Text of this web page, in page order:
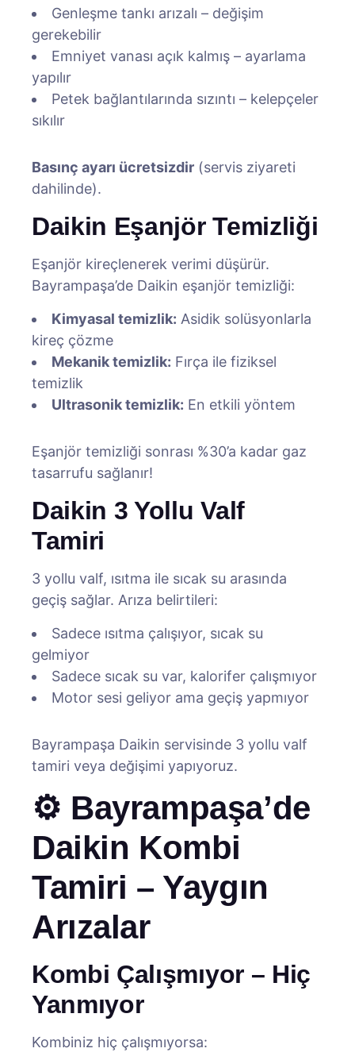
Genleşme tankı arızalı – değişim
gerekebilir
Emniyet vanası açık kalmış – ayarlama
yapılır
Petek bağlantılarında sızıntı – kelepçeler
sıkılır
Basınç ayarı ücretsizdir (servis ziyareti
dahilinde).
Daikin Eşanjör Temizliği
Eşanjör kireçlenerek verimi düşürür.
Bayrampaşa’de Daikin eşanjör temizliği:
Kimyasal temizlik: Asidik solüsyonlarla
kireç çözme
Mekanik temizlik: Fırça ile fiziksel
temizlik
Ultrasonik temizlik: En etkili yöntem
Eşanjör temizliği sonrası %30’a kadar gaz
tasarrufu sağlanır!
Daikin 3 Yollu Valf
Tamiri
3 yollu valf, ısıtma ile sıcak su arasında
geçiş sağlar. Arıza belirtileri:
Sadece ısıtma çalışıyor, sıcak su
gelmiyor
Sadece sıcak su var, kalorifer çalışmıyor
Motor sesi geliyor ama geçiş yapmıyor
Bayrampaşa Daikin servisinde 3 yollu valf
tamiri veya değişimi yapıyoruz.
⚙️ Bayrampaşa’de
Daikin Kombi
Tamiri – Yaygın
Arızalar
Kombi Çalışmıyor – Hiç
Yanmıyor
Kombiniz hiç çalışmıyorsa: